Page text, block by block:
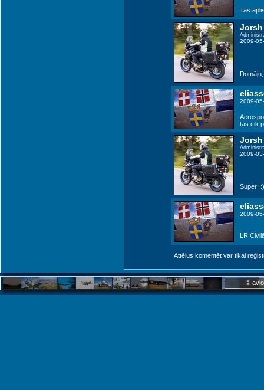
Suwalki (QPH)
Tas
Jorsh
2009-
2009-
tas cik
Jorsh
2009-
Super!
2009-
LR
Attēlus komentēt var tikai
©